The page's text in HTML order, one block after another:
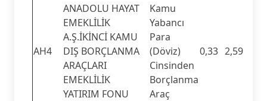
AH4
ANADOLU HAYAT
EMEKLİLİK
A.Ş.İKİNCİ KAMU
DIŞ BORÇLANMA
ARAÇLARI
EMEKLİLİK
YATIRIM FONU
Kamu
Yabancı
Para
(Döviz)
Cinsinden
Borçlanma
Araç
0,33 2,59